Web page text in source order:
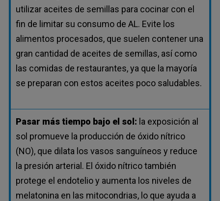
utilizar aceites de semillas para cocinar con el
fin de limitar su consumo de AL. Evite los
alimentos procesados, que suelen contener una
gran cantidad de aceites de semillas, así como
las comidas de restaurantes, ya que la mayoría
se preparan con estos aceites poco saludables.
Pasar más tiempo bajo el sol: la exposición al
sol promueve la producción de óxido nítrico
(NO), que dilata los vasos sanguíneos y reduce
la presión arterial. El óxido nítrico también
protege el endotelio y aumenta los niveles de
melatonina en las mitocondrias, lo que ayuda a